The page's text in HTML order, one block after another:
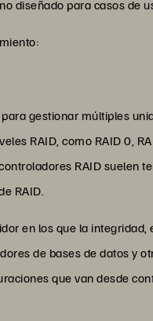
diseñado para casos de
gestionar múltiples
RAID, como RAID 0,
RAID suelen
RAID.
en los que la
de bases de datos y
que van desde